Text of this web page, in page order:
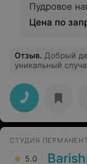
Пудровое
Цена по
Отзыв. Добрый
уникальный
поняла, что в
Заведение
вежливый.
процедура была
насколько.
хотелось даже
приду на SPA
СТУДИЯ
5.0